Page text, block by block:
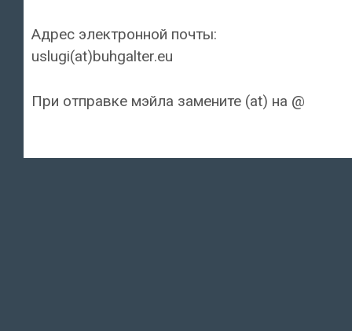
Адрес электронной почты:
uslugi(at)buhgalter.eu
При отправке мэйла замените (at) на @